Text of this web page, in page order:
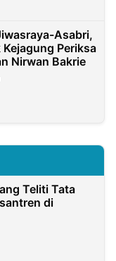
Asabri,
Periksa
Nirwan Bakrie
Teliti Tata
di